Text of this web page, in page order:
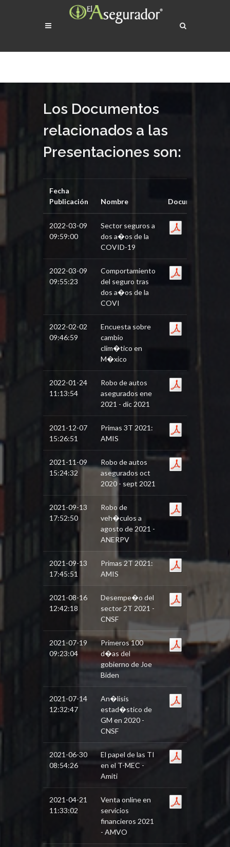
Los Documentos
relacionados a las
Presentaciones son:
Fecha
Publicación
Nombre Documento
2022-03-09
09:59:00
Sector seguros a
dos a�os de la
COVID-19
2022-03-09
09:55:23
Comportamiento
del seguro tras
dos a�os de la
COVI
2022-02-02
09:46:59
Encuesta sobre
cambio
clim�tico en
M�xico
2022-01-24
11:13:54
Robo de autos
asegurados ene
2021 - dic 2021
2021-12-07
15:26:51
Primas 3T 2021:
AMIS
2021-11-09
15:24:32
Robo de autos
asegurados oct
2020 - sept 2021
2021-09-13
17:52:50
Robo de
veh�culos a
agosto de 2021 -
ANERPV
2021-09-13
17:45:51
Primas 2T 2021:
AMIS
2021-08-16
12:42:18
Desempe�o del
sector 2T 2021 -
CNSF
2021-07-19
09:23:04
Primeros 100
d�as del
gobierno de Joe
Biden
2021-07-14
12:32:47
An�lisis
estad�stico de
GM en 2020 -
CNSF
2021-06-30
08:54:26
El papel de las TI
en el T-MEC -
Amiti
2021-04-21
11:33:02
Venta online en
servicios
financieros 2021
- AMVO